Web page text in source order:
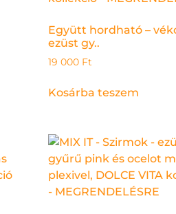
Együtt hordható –
ezüst gy..
19 000 Ft
Kosárba teszem